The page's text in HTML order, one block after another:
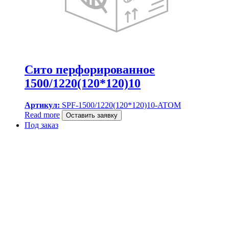
Сито перфорированное
1500/1220(120*120)10
Артикул: SPF-1500/1220(120*120)10-ATOM
Read more
Оставить заявку
Под заказ